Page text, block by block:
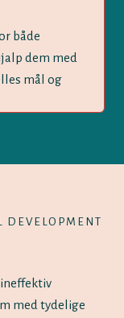
både
dem med
mål og
DEVELOPMENT
med tydelige